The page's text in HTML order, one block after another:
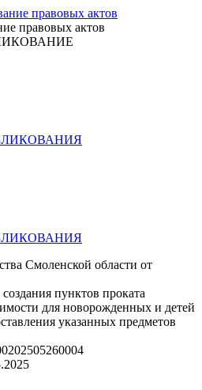
правовых актов
Смоленской области от
пунктов проката
для новорожденных и детей
указанных предметов